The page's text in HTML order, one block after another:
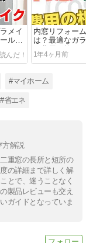
メイ
ルー
内窓リフォー
は？最適なガ
と費用を抑え
1年4ヶ月前
#マイホーム
#省エネ
方解説
重窓の長所と短所の
の詳細まで詳しく解
とで、迷うことなく
製品レビューも交え
ガイドとなっていま